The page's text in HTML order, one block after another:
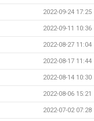
2022-09-24 17:25
2022-09-11 10:36
2022-08-27 11:04
2022-08-17 11:44
2022-08-14 10:30
2022-08-06 15:21
2022-07-02 07:28